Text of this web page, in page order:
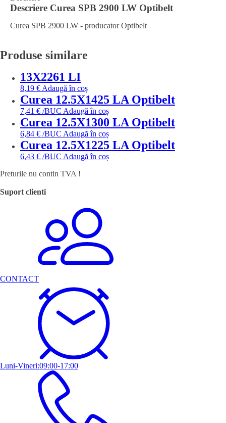
Descriere Curea SPB 2900 LW Optibelt
Curea SPB 2900 LW - producator Optibelt
Produse similare
13X2261 LI
8,19 € Adaugă în coș
Curea 12.5X1425 LA Optibelt
7,41 € /BUC Adaugă în coș
Curea 12.5X1300 LA Optibelt
6,84 € /BUC Adaugă în coș
Curea 12.5X1225 LA Optibelt
6,43 € /BUC Adaugă în coș
Preturile nu contin TVA !
Suport clienti
CONTACT
Luni-Vineri:09:00-17:00